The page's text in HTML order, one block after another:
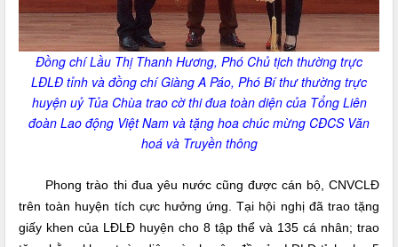
Đồng chí Lầu Thị Thanh Hương, Phó Chủ tịch thường trực
LĐLĐ tỉnh và đồng chí Giàng A Páo, Phó Bí thư thường trực
huyện uỷ Tủa Chùa trao cờ thi đua toàn diện của Tổng Liên
đoàn Lao động Việt Nam và tặng hoa chúc mừng CĐCS Văn
hoá và Truyền thông
Phong trào thi đua yêu nước cũng được cán bộ, CNVCLĐ
trên toàn huyện tích cực hưởng ứng. Tại hội nghị đã trao tặng
giấy khen của LĐLĐ huyện cho 8 tập thể và 135 cá nhân; trao